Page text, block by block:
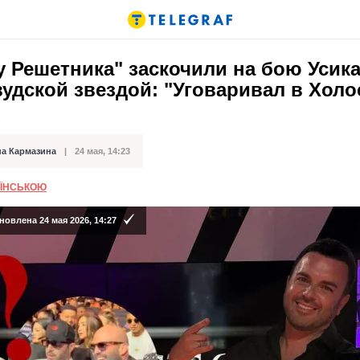
Решетника" заскочили на бою
звездой: "Уговаривал в
Кармазина 24 мая, 14:23
24 мая 2026, 14:27